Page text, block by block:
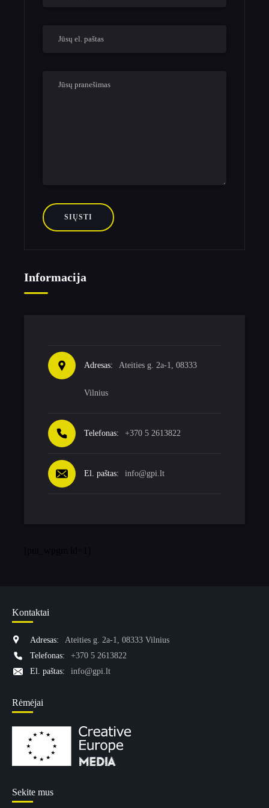
Informacija
Adresas: Ateities g. 2a-1, 08333
Vilnius
Telefonas: +370 5 2613822
El. paštas: info@gpi.lt
Kontaktai
Adresas:
Ateities g. 2a-1, 08333 Vilnius
Telefonas:
+370 5 2613822
El. paštas:
info@gpi.lt
Rėmėjai
Sekite mus